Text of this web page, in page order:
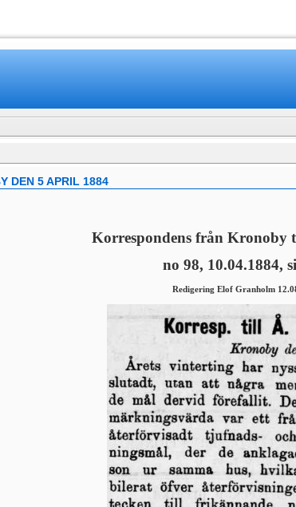
DEN 5 APRIL 1884
Korrespondens från Kronoby
no 98, 10.04.1884,
Redigering Elof Granholm